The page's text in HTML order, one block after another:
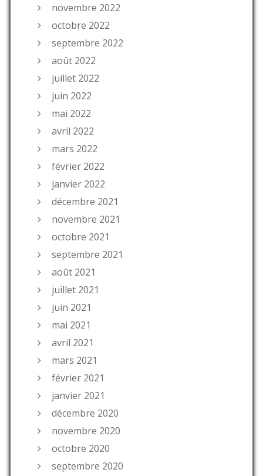
novembre 2022
octobre 2022
septembre 2022
août 2022
juillet 2022
juin 2022
mai 2022
avril 2022
mars 2022
février 2022
janvier 2022
décembre 2021
novembre 2021
octobre 2021
septembre 2021
août 2021
juillet 2021
juin 2021
mai 2021
avril 2021
mars 2021
février 2021
janvier 2021
décembre 2020
novembre 2020
octobre 2020
septembre 2020